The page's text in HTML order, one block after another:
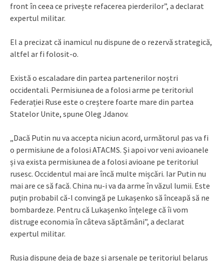
front în ceea ce privește refacerea pierderilor”, a declarat
expertul militar.
El a precizat că inamicul nu dispune de o rezervă strategică,
altfel ar fi folosit-o.
Există o escaladare din partea partenerilor noștri
occidentali. Permisiunea de a folosi arme pe teritoriul
Federației Ruse este o creștere foarte mare din partea
Statelor Unite, spune Oleg Jdanov.
„Dacă Putin nu va accepta niciun acord, următorul pas va fi
o permisiune de a folosi ATACMS. Și apoi vor veni avioanele
și va exista permisiunea de a folosi avioane pe teritoriul
rusesc. Occidentul mai are încă multe mișcări. Iar Putin nu
mai are ce să facă. China nu-i va da arme în văzul lumii. Este
puțin probabil că-l convingă pe Lukașenko să înceapă să ne
bombardeze. Pentru că Lukașenko înțelege că îi vom
distruge economia în câteva săptămâni”, a declarat
expertul militar.
Rusia dispune deja de baze și arsenale pe teritoriul belarus